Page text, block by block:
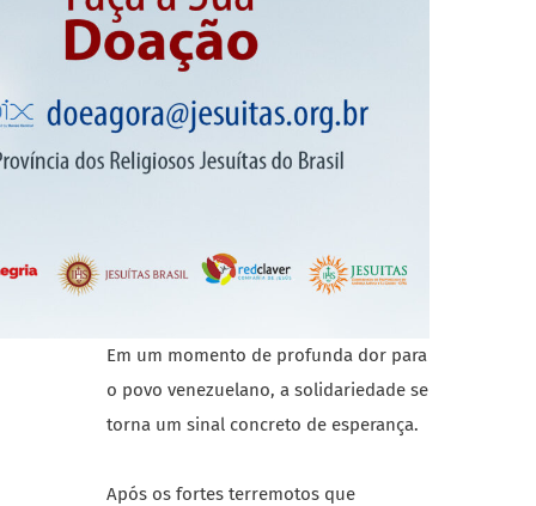
Em um momento de profunda dor para
o povo venezuelano, a solidariedade se
torna um sinal concreto de esperança.
Após os fortes terremotos que